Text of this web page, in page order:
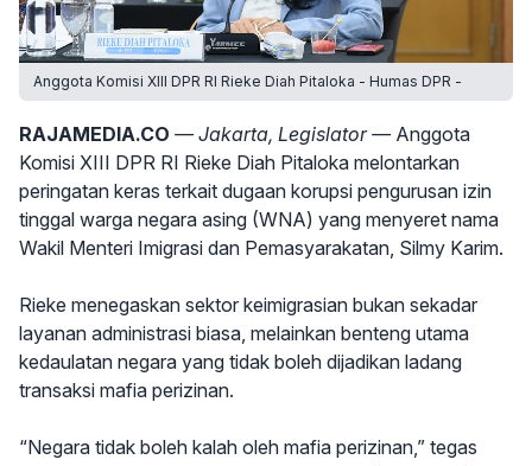
Anggota Komisi XIII DPR RI Rieke Diah Pitaloka - Humas DPR -
RAJAMEDIA.CO — Jakarta, Legislator —Anggota
Komisi XIII DPR RI Rieke Diah Pitaloka melontarkan
peringatan keras terkait dugaan korupsi pengurusan izin
tinggal warga negara asing (WNA) yang menyeret nama
Wakil Menteri Imigrasi dan Pemasyarakatan, Silmy Karim.
Rieke menegaskan sektor keimigrasian bukan sekadar
layanan administrasi biasa, melainkan benteng utama
kedaulatan negara yang tidak boleh dijadikan ladang
transaksi mafia perizinan.
“Negara tidak boleh kalah oleh mafia perizinan,” tegas